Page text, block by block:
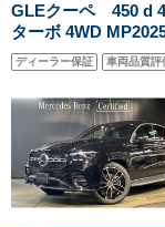
GLEクーペ 450 d 4
ターボ 4WD
ACTIVE BODY
AMG RIDE
ターテインメントパ
パノラミックルーフ
ディーラー保証 車両品質評